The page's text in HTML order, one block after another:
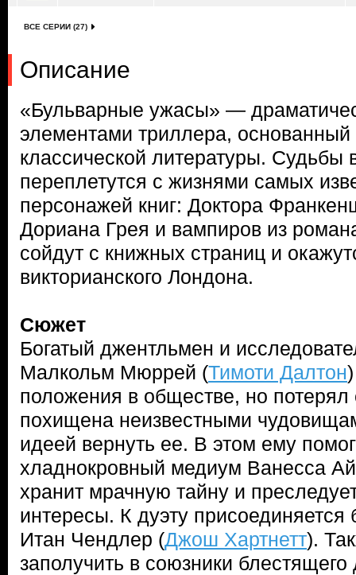
ВСЕ СЕРИИ (27)
Описание
«Бульварные ужасы» —
элементами триллера,
классической литературы.
переплетутся с жизнями самых
персонажей книг: Доктора
Дориана Грея и вампиров из
сойдут с книжных страниц и
викторианского Лондона.
Сюжет
Богатый джентльмен и
Малкольм Мюррей (Тимоти Далтон
положения в обществе, но
похищена неизвестными
идеей вернуть ее. В этом ему
хладнокровный медиум Ванесса
хранит мрачную тайну и
интересы. К дуэту присоединяется
Итан Чендлер (Джош Хартнетт).
заполучить в союзники блестящего